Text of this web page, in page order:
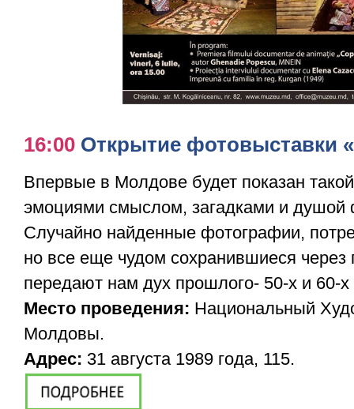
16:00 Открытие фотовыставки
Впервые в Молдове будет показан
эмоциями смыслом, загадками и душой
Случайно найденные фотографии,
но все еще чудом сохранившиеся через
передают нам дух прошлого- 50-х и 60-х
Место проведения: Национальный
Молдовы.
Адрес: 31 августа 1989 года, 115.